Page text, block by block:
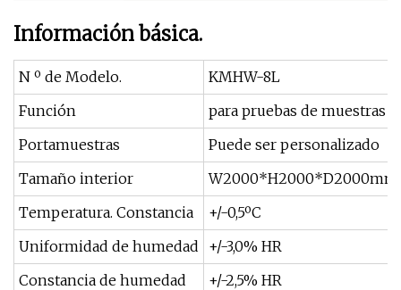
Información básica.
N º de Modelo.
KMHW-8L
Función
para pruebas de muestras
Portamuestras
Puede ser personalizado
Tamaño interior
W2000*H2000*D2000mm
Temperatura. Constancia
+/-0,5ºC
Uniformidad de humedad
+/-3,0% HR
Constancia de humedad
+/-2,5% HR